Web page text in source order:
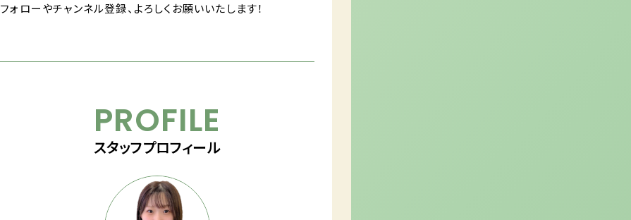
フォローやチャンネル登録、よろしくお願いいたします！
PROFILE
スタッフプロフィール